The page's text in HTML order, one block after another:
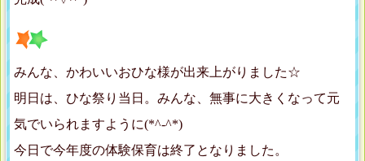
みんな、かわいいおひな様が出来上がりました☆
明日は、ひな祭り当日。みんな、無事に大きくなって元
気でいられますように(*^-^*)
今日で今年度の体験保育は終了となりました。